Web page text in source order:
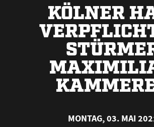
KÖLNER
MONTAG, 03. MAI